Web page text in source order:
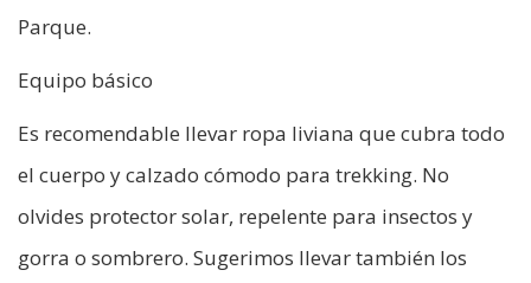
Parque.
Equipo básico
Es recomendable llevar ropa liviana que cubra todo
el cuerpo y calzado cómodo para trekking. No
olvides protector solar, repelente para insectos y
gorra o sombrero. Sugerimos llevar también los